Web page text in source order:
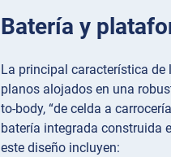
Batería y
La principal característica de
planos alojados en una
to-body, “de celda a
batería integrada construida
este diseño incluyen: